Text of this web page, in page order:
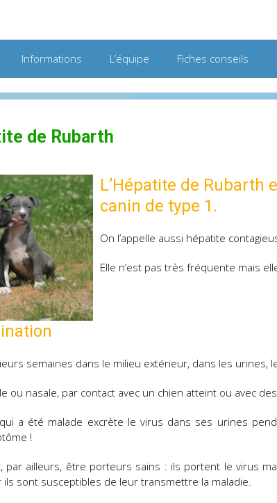
Informations L’équipe Fiches conseils
de Rubarth
L’Hépatite de Rubarth
canin de type 1.
On l’appelle aussi hépatite
Elle n’est pas très fréquente mais
semaines dans le milieu extérieur, dans les urines,
ou nasale, par contact avec un chien atteint ou avec
a été malade excrète le virus dans ses urines
!
par ailleurs, être porteurs sains : ils portent le virus
sont susceptibles de leur transmettre la maladie.